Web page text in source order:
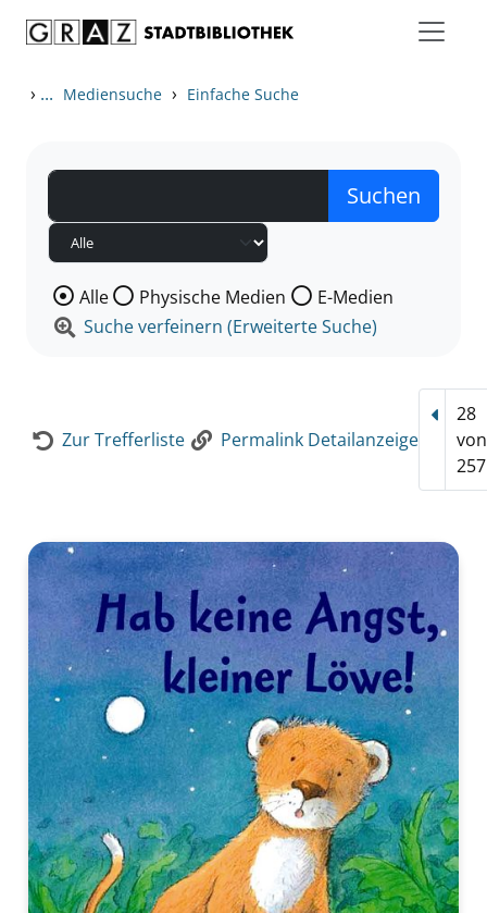
› ... Mediensuche › Einfache Suche
Wählen Sie die Medienart nach der Sie suchen wollen.
Alle Physische Medien
E-Medien
Suche verfeinern (Erweiterte Suche)
Zur Trefferliste Permalink Detailanzeige
28
von
257